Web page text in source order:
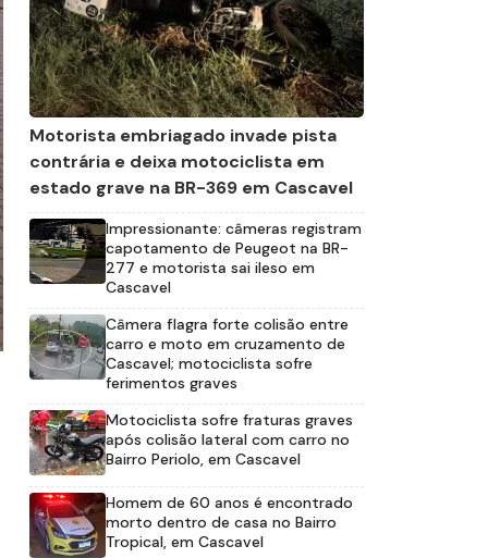
Motorista embriagado invade pista
contrária e deixa motociclista em
estado grave na BR-369 em Cascavel
Impressionante: câmeras registram
capotamento de Peugeot na BR-
277 e motorista sai ileso em
Cascavel
Câmera flagra forte colisão entre
carro e moto em cruzamento de
Cascavel; motociclista sofre
ferimentos graves
Motociclista sofre fraturas graves
após colisão lateral com carro no
Bairro Periolo, em Cascavel
Homem de 60 anos é encontrado
morto dentro de casa no Bairro
Tropical, em Cascavel